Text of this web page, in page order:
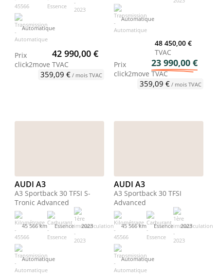
Automatique
Prix
click2move
42 990,00 €
TVAC
359,09 €/ mois TVAC
Automatique
48 450,00 €
TVAC
Prix
click2move
23 990,00 €
TVAC
359,09 €/ mois TVAC
AUDI A3
A3 Sportback 30 TFSI S-
Tronic Advanced
45 566 km Essence 2023
Automatique
AUDI A3
A3 Sportback 30 TFSI
Advanced
45 566 km Essence 2023
Automatique